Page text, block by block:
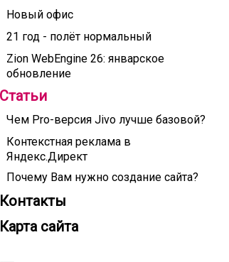
Новый офис
21 год - полёт нормальный
Zion WebEngine 26: январское
обновление
Статьи
Чем Pro-версия Jivo лучше базовой?
Контекстная реклама в
Яндекс.Директ
Почему Вам нужно создание сайта?
Контакты
Карта сайта